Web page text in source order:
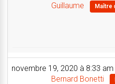
Guillaume
Maître
novembre 19, 2020 à 8:33 am
Bernard Bonetti